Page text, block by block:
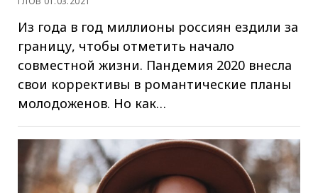
Из года в год миллионы россиян ездили за
границу, чтобы отметить начало
совместной жизни. Пандемия 2020 внесла
свои коррективы в романтические планы
молодоженов. Но как…